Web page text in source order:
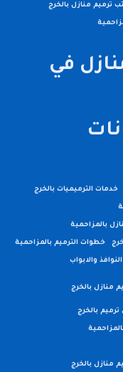
ترميم منازل بالخرج
في
خدمات الترميميات بالخرج
بالمزاحمية
خطوات الترميم بالمزاحمية
والابواب
منازل بالخرج
بالخرج
منازل بالخرج